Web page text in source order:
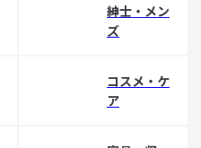
紳士・メン
ズ
コスメ・ケ
ア